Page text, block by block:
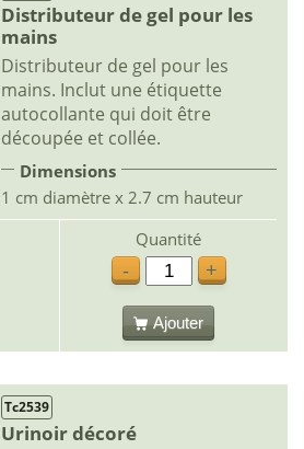
Distributeur de gel pour les
mains
Distributeur de gel pour les
mains. Inclut une étiquette
autocollante qui doit être
découpée et collée.
Dimensions
1 cm diamètre x 2.7 cm hauteur
Quantité
-
+
Ajouter
Tc2539
Urinoir décoré